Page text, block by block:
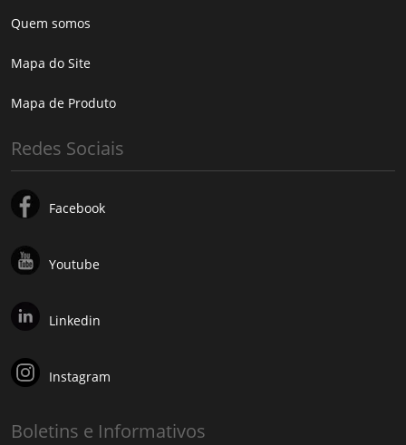
Quem somos
Mapa do Site
Mapa de Produto
Redes Sociais
Facebook
Youtube
Linkedin
Instagram
Boletins e Informativos